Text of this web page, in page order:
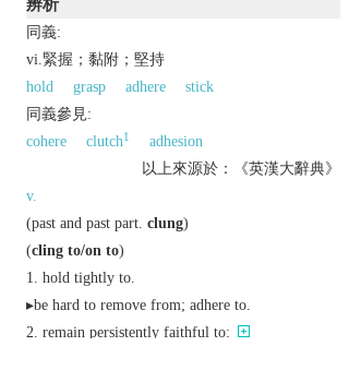
辨析
同義:
vi.緊握；黏附；堅持
hold
grasp adhere
stick
同義參見:
cohere
clutch1
adhesion
以上來源於：《英漢大辭典》
v.
(past and past part. clung)
(cling to/on to)
hold tightly to.
▸be hard to remove from; adhere to.
remain persistently faithful to: